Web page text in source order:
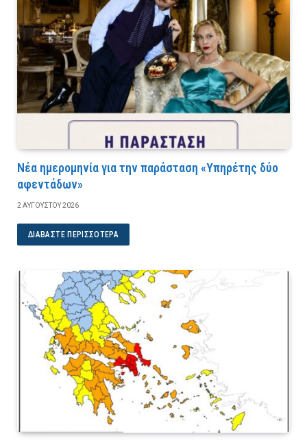
Νέα ημερομηνία για την παράσταση «Υπηρέτης δύο
αφεντάδων»
2 ΑΥΓΟΎΣΤΟΥ 2026
ΔΙΑΒΆΣΤΕ ΠΕΡΙΣΣΌΤΕΡΑ